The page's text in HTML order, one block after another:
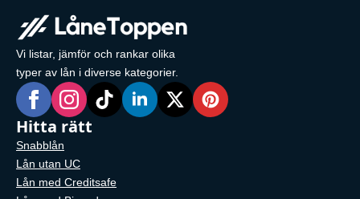
Vi listar, jämför och rankar olika
typer av lån i diverse kategorier.
Hitta rätt
Snabblån
Lån utan UC
Lån med Creditsafe